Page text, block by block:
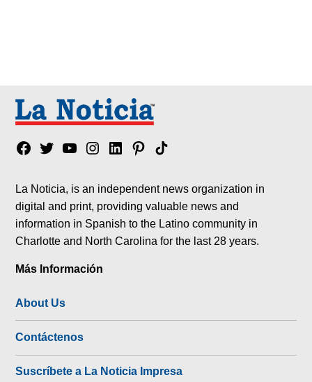
Facebook
TwitterYouTubeInstagram
LinkedinPinterest
Tik
La Noticia, is an independent news organization in
digital and print, providing valuable news and
information in Spanish to the Latino community in
Charlotte and North Carolina for the last 28 years.
Más Información
About Us
Contáctenos
Suscríbete a La Noticia Impresa